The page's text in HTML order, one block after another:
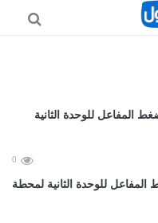
0
للوحدة الثانية لمحطة